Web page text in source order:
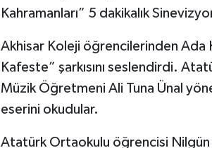
Kahramanları” 5 dakikalık
Akhisar Koleji öğrencilerinden Ada
Kafeste” şarkısını seslendirdi.
Müzik Öğretmeni Ali Tuna Ünal
eserini okudular.
Atatürk Ortaokulu öğrencisi Nilgün